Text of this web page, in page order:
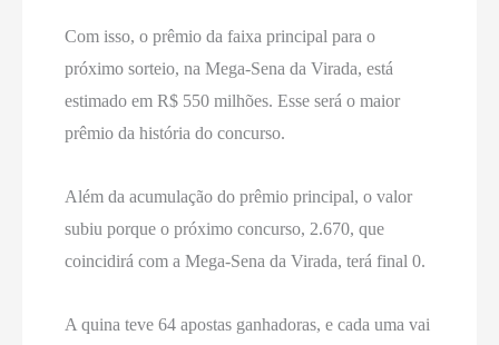
Com isso, o prêmio da faixa principal para o
próximo sorteio, na Mega-Sena da Virada, está
estimado em R$ 550 milhões. Esse será o maior
prêmio da história do concurso.
Além da acumulação do prêmio principal, o valor
subiu porque o próximo concurso, 2.670, que
coincidirá com a Mega-Sena da Virada, terá final 0.
A quina teve 64 apostas ganhadoras, e cada uma vai